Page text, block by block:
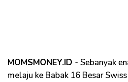
MOMSMONEY.ID - Sebanyak
melaju ke Babak 16 Besar